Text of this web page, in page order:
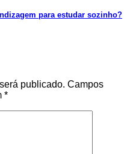
para estudar sozinho?
publicado. Campos
*